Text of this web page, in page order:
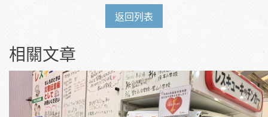
返回列表
相關文章